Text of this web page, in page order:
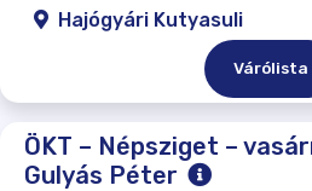
Hajógyári Kutyasuli
Várólista
ÖKT – Népsziget –
Gulyás Péter